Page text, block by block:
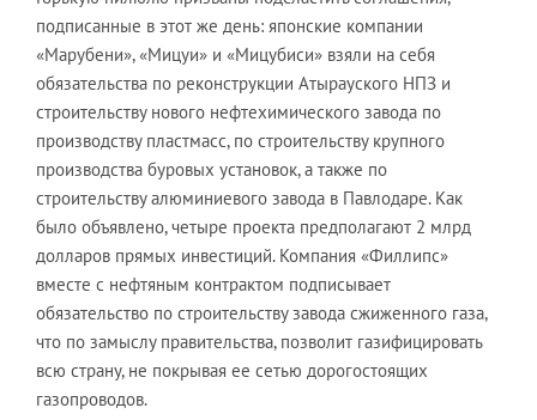
подписанные в этот же день: японские компании
«Марубени», «Мицуи» и «Мицубиси» взяли на себя
обязательства по реконструкции Атырауского НПЗ и
строительству нового нефтехимического завода по
производству пластмасс, по строительству крупного
производства буровых установок, а также по
строительству алюминиевого завода в Павлодаре. Как
было объявлено, четыре проекта предполагают 2 млрд
долларов прямых инвестиций. Компания «Филлипс»
вместе с нефтяным контрактом подписывает
обязательство по строительству завода сжиженного газа,
что по замыслу правительства, позволит газифицировать
всю страну, не покрывая ее сетью дорогостоящих
газопроводов.